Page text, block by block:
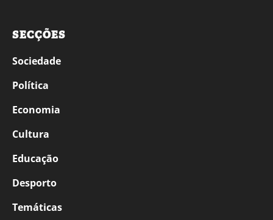
SECÇÕES
Sociedade
Política
Economia
Cultura
Educação
Desporto
Temáticas